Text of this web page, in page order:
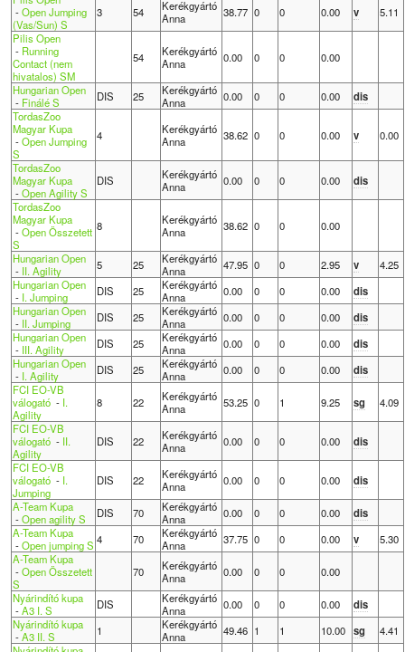
-Open Jumping
(Vas/Sun) S
3 54
Kerékgyártó
Anna
38.77 0 0 0.00 v
5.11
Pilis Open
- Running
Contact (nem
hivatalos) SM
54
Kerékgyártó
Anna
0.00 0 0 0.00
Hungarian Open
- Finálé S DIS 25
Kerékgyártó
Anna
0.00 0 0 0.00
dis
TordasZoo
Magyar Kupa
-Open Jumping
S
4
Kerékgyártó
Anna
38.62 0 0 0.00 v 0.00
TordasZoo
Magyar Kupa
-Open Agility S
DIS
Kerékgyártó
Anna
0.00 0 0 0.00
dis
TordasZoo
Magyar Kupa
-Open Összetett
S
8
Kerékgyártó
Anna
38.62 0 0 0.00
Hungarian Open
- II. Agility 5 25
Kerékgyártó
Anna
47.95 0 0 2.95 v
4.25
Hungarian Open
- I. Jumping DIS 25
Kerékgyártó
Anna
0.00 0 0 0.00
dis
Hungarian Open
- II. Jumping DIS 25
Kerékgyártó
Anna
0.00 0 0 0.00
dis
Hungarian Open
- III. Agility DIS 25
Kerékgyártó
Anna
0.00 0 0 0.00
dis
Hungarian Open
- I. Agility DIS 25
Kerékgyártó
Anna
0.00 0 0 0.00
dis
FCI EO-VB
válogató - I.
Agility
8 22
Kerékgyártó
Anna
53.25 0 1 9.25 sg
4.09
FCI EO-VB
válogató - II.
Agility
DIS 22
Kerékgyártó
Anna
0.00 0 0 0.00
dis
FCI EO-VB
válogató - I.
Jumping
DIS 22
Kerékgyártó
Anna
0.00 0 0 0.00
dis
A-Team Kupa
-Open agility S DIS 70
Kerékgyártó
Anna
0.00 0 0 0.00
dis
A-Team Kupa
-Open jumping S 4 70
Kerékgyártó
Anna
37.75 0 0 0.00 v
5.30
A-Team Kupa
-Open Összetett
S
70
Kerékgyártó
Anna
0.00 0 0
0.00
Nyárindító kupa
-A3 I. S DIS
Kerékgyártó
Anna
0.00 0 0 0.00
dis
Nyárindító kupa
-A3 II. S 1
Kerékgyártó
Anna
49.46 1 1 10.00 sg
4.41